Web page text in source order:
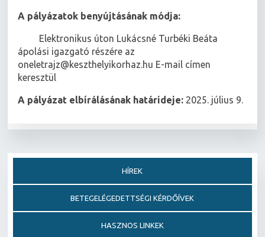
A pályázatok benyújtásának módja:
 Elektronikus úton Lukácsné Turbéki Beáta
ápolási igazgató részére az
oneletrajz@keszthelyikorhaz.hu E-mail címen
keresztül
A pályázat elbírálásának határideje: 2025. július 9.
HÍREK
BETEGELÉGEDETTSÉGI KÉRDŐÍVEK
HASZNOS LINKEK